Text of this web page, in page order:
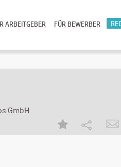
FÜR BEWERBER
ARBEITGEBER
GmbH